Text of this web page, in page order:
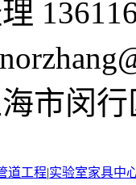
海市闵
道工程|实验室家具中